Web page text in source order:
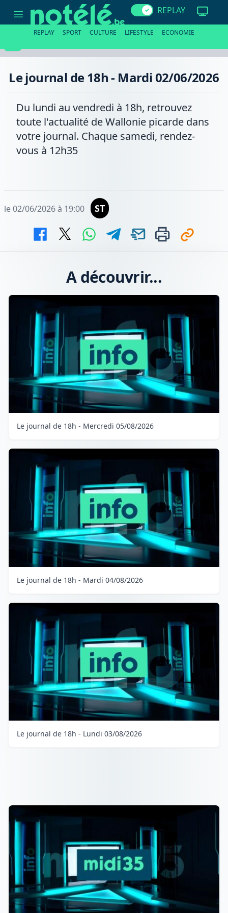
journal
02/06/2026
REPLAY
REPLAY SPORT CULTURE LIFESTYLE ECONOMIE
Le journal de 18h - Mardi 02/06/2026
Du lundi au vendredi à 18h, retrouvez
toute l'actualité de Wallonie picarde dans
votre journal. Chaque samedi, rendez-
vous à 12h35
le 02/06/2026 à 19:00 ST
A découvrir...
Le journal de 18h - Mercredi 05/08/2026
Le journal de 18h - Mardi 04/08/2026
Le journal de 18h - Lundi 03/08/2026